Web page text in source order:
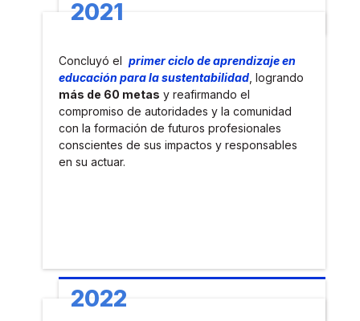
2021
Concluyó el primer ciclo de aprendizaje en
educación para la sustentabilidad , logrando
más de 60 metas y reafirmando el
compromiso de autoridades y la comunidad
con la formación de futuros profesionales
conscientes de sus impactos y responsables
en su actuar.
2022